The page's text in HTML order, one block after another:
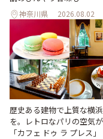
神奈川県 2026.08.02
歴史ある建物で上質な横
を。レトロなパリの空気
「カフェ ドゥ ラ プレス」